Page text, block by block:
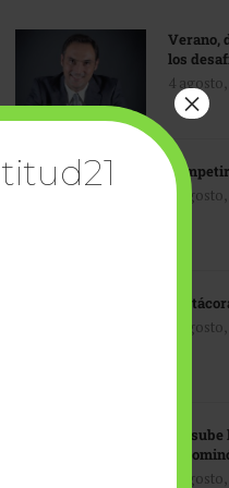
Verano,
los
4
4
3
EU
el
3
×